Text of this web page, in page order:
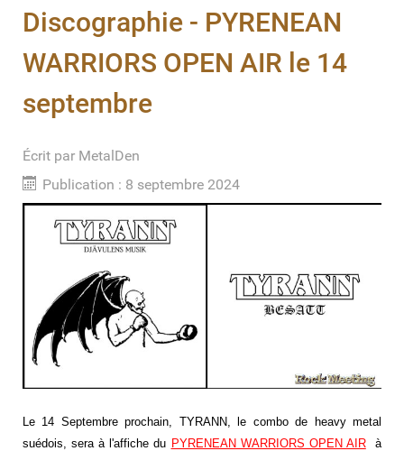
Discographie - PYRENEAN
WARRIORS OPEN AIR le 14
septembre
Écrit par MetalDen
Publication : 8 septembre 2024
Le 14 Septembre prochain, TYRANN, le combo de heavy metal
suédois, sera à l'affiche du PYRENEAN WARRIORS OPEN AIRà